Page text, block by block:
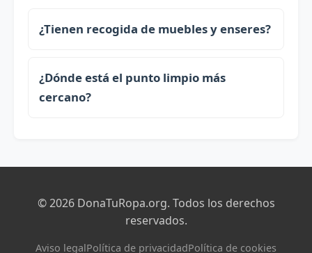
¿Tienen recogida de muebles y enseres?
¿Dónde está el punto limpio más
cercano?
© 2026 DonaTuRopa.org. Todos los derechos
reservados.
Aviso legalPolítica de privacidadPolítica de cookies